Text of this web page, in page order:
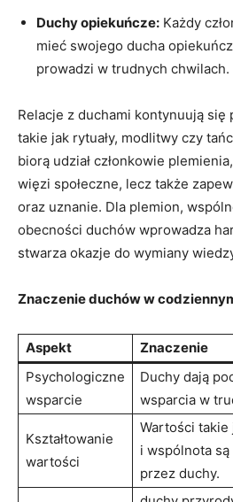
Duchy opiekuńcze: Każdy
mieć swojego ducha
prowadzi w trudnych chwilach.
Relacje z duchami kontynuują
takie jak rytuały, modlitwy czy
biorą udział członkowie
więzi społeczne, lecz także
oraz uznanie. Dla plemion,
obecności duchów wprowadza
stwarza okazje do wymiany
Znaczenie duchów w
Aspekt
Znaczenie
Psychologiczne
wsparcie
Duchy dają
wsparcia w
Kształtowanie
wartości
Wartości takie
i wspólnota
przez duchy.